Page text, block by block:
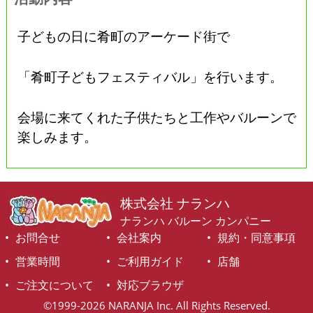
子どもの日に肴町のアーケード街で
「肴町子どもフェスティバル」を行います。
会場に来てくれた子供たちと工作やバルーンで
楽しみます。
株式会社 ナランハ
ナランハ バルーン カンパニー
お問合せ
会社案内
規約・同意事項
営業時間
ご利用ガイド
店舗
ご注文について
対応ブラウザ
©1999-2026 NARANJA Inc. All Rights Reserved.